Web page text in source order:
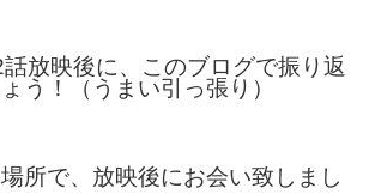
放映後に、このブログで振り返
う！（うまい引っ張り）
所で、放映後にお会い致しまし